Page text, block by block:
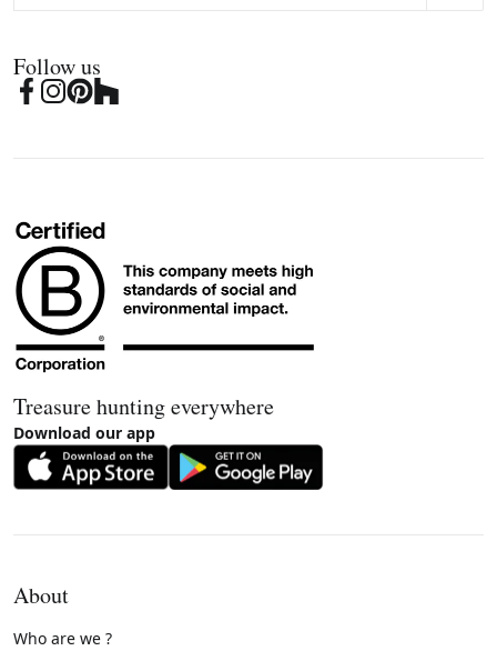
Follow us
Treasure hunting everywhere
Download our app
About
Who are we ?